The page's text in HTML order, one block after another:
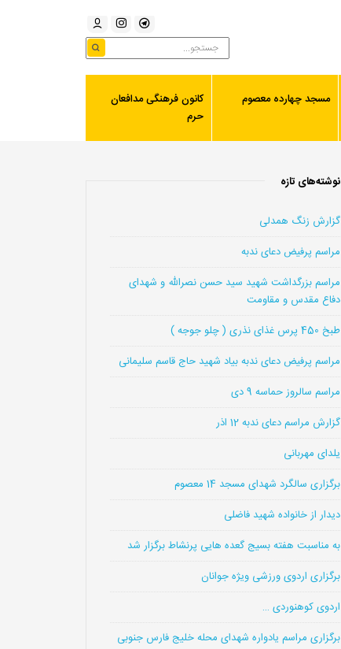
مسجد چهارده معصوم
کانون فرهنگی مدافعان
حرم
نوشته‌های تازه
گزارش زنگ همدلی
مراسم پرفیض دعای ندبه
مراسم بزرگداشت شهید سید حسن نصرالله و شهدای
دفاع مقدس و مقاومت
طبخ 450 پرس غذای نذری ( چلو جوجه )
مراسم پرفیض دعای ندبه بیاد شهید حاج قاسم سلیمانی
مراسم سالروز حماسه 9 دی
گزارش مراسم دعای ندبه 12 اذر
یلدای مهربانی
برگزاری سالگرد شهدای مسجد 14 معصوم
دیدار از خانواده شهید فاضلی
به مناسبت هفته بسیج گعده هایی پرنشاط برگزار شد
برگزاری اردوی ورزشی ویژه جوانان
اردوی کوهنوردی …
برگزاری مراسم یادواره شهدای محله خلیج فارس جنوبی